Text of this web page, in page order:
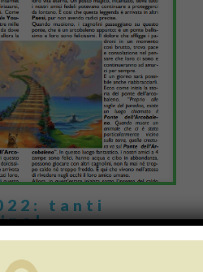
tanti
nostra Cristina Dolfi e parte di